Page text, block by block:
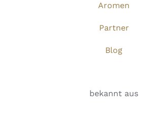
Aromen
Partner
Blog
bekannt aus